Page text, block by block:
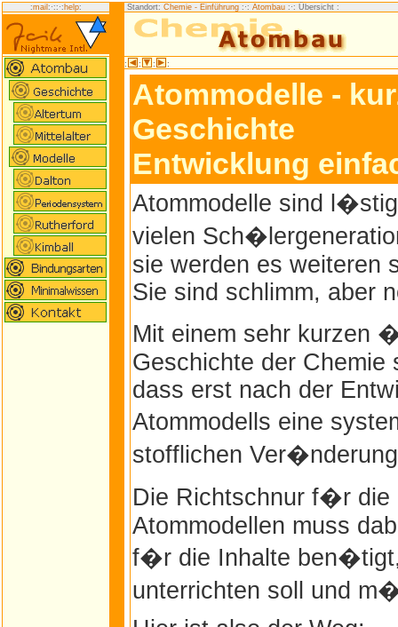
:mail :·::·: help: Standort: Chemie - Einführung :·: Atombau :·: Übersicht :
: : : :
Atommodelle -
Geschichte
Entwicklung
Atommodelle sind
vielen
sie werden es weiteren
Sie sind schlimm, aber
Mit einem sehr kurzen
Geschichte der Chemie
dass erst nach der
Atommodells eine
stofflichen
Die Richtschnur f�r die
Atommodellen muss
f�r die Inhalte
unterrichten soll und